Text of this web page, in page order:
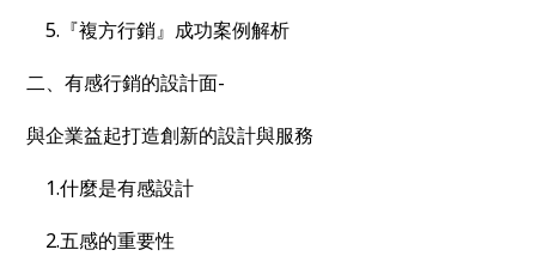
5.『複方行銷』成功案例解析
二、有感行銷的設計面-
與企業益起打造創新的設計與服務
1.什麼是有感設計
2.五感的重要性